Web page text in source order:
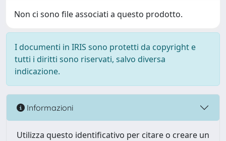
Non ci sono file associati a questo prodotto.
I documenti in IRIS sono protetti da copyright e
tutti i diritti sono riservati, salvo diversa
indicazione.
Informazioni
Utilizza questo identificativo per citare o creare un